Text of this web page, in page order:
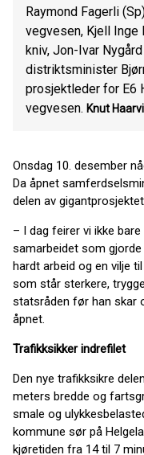
Raymond Fagerli
vegvesen, Kjell
kniv, Jon-Ivar
distriktsminister
prosjektleder for E6
vegvesen. Knut
Onsdag 10. desember
Da åpnet
delen av
– I dag feirer vi ikke
samarbeidet som
hardt arbeid og en vilje
som står sterkere,
statsråden før han skar
åpnet.
Trafikksikker indrefilet
Den nye trafikksikre
meters bredde og
smale og
kommune sør på
kjøretiden fra 14 til 7